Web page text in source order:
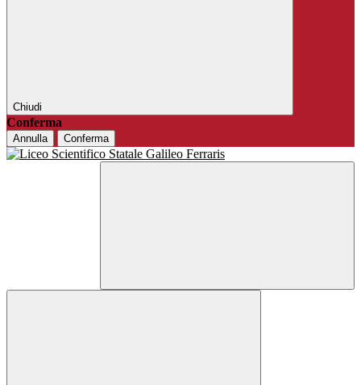
Chiudi
Conferma
Annulla Conferma